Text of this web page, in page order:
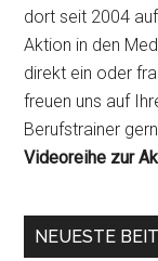
dort seit 2004
Aktion in den
direkt ein oder
freuen uns auf
Berufstrainer
Videoreihe zur
NEUESTE